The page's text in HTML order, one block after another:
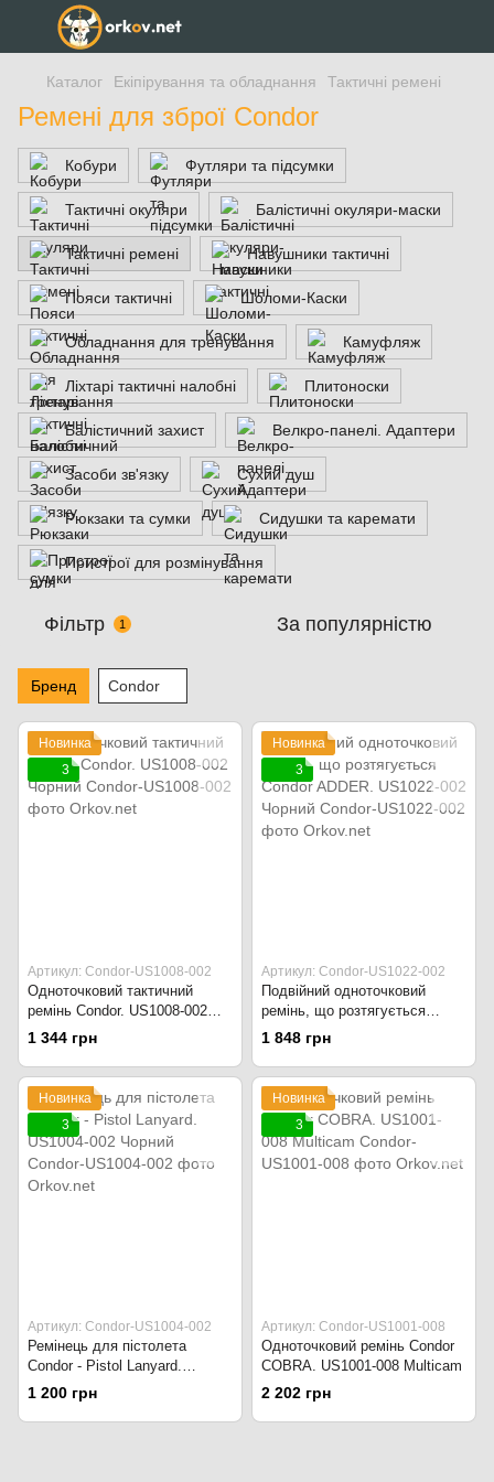
Каталог Екіпірування та обладнання Тактичні ремені
Ремені для зброї Condor
Кобури Футляри та підсумки
Тактичні окуляри Балістичні окуляри-маски
Тактичні ремені Навушники тактичні
Пояси тактичні Шоломи-Каски
Обладнання для тренування Камуфляж
Ліхтарі тактичні налобні Плитоноски
Балістичний захист Велкро-панелі. Адаптери
Засоби зв'язку Сухий душ
Рюкзаки та сумки Сидушки та каремати
Пристрої для розмінування
Фільтр 1 За популярністю
Бренд Condor
Новинка
3
Артикул: Condor-US1008-002
Одноточковий тактичний
ремінь Condor. US1008-002
Чорний
1 344 грн
Новинка
3
Артикул: Condor-US1022-002
Подвійний одноточковий
ремінь, що розтягується
Condor ADDER. US1022-002
1 848 грн
Новинка
3
Артикул: Condor-US1004-002
Ремінець для пістолета
Condor - Pistol Lanyard.
US1004-002 Чорний
1 200 грн
Новинка
3
Артикул: Condor-US1001-008
Одноточковий ремінь Condor
COBRA. US1001-008 Multicam
2 202 грн